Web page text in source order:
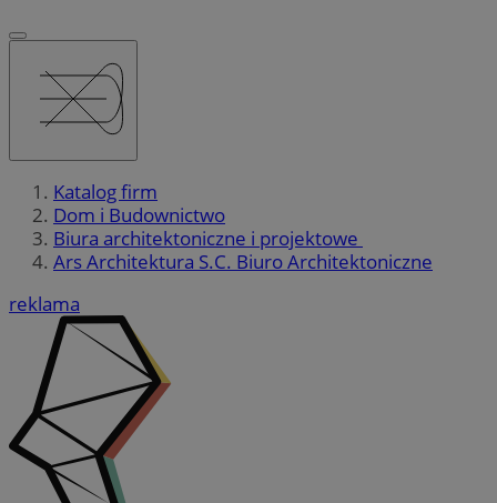
Katalog firm
Dom i Budownictwo
Biura architektoniczne i projektowe
Ars Architektura S.C. Biuro Architektoniczne
reklama